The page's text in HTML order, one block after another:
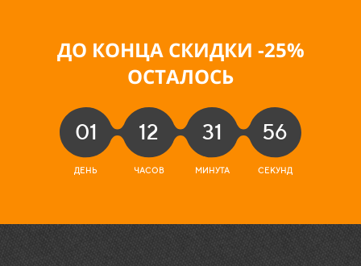
ДО КОНЦА СКИДКИ -25%
ОСТАЛОСЬ
01 12 31 54
ДЕНЬ ЧАСОВ МИНУТА СЕКУНДЫ